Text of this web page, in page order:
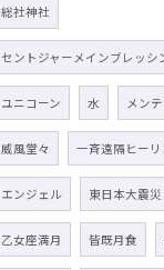
総社神社
セントジャーメインブレッシ
ユニコーン 水 メン
威風堂々 一斉遠隔ヒーリ
エンジェル 東日本大震災
乙女座満月 皆既月食